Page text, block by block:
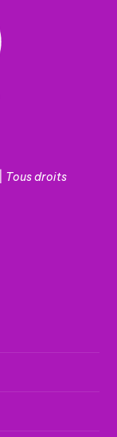
Tousdroits